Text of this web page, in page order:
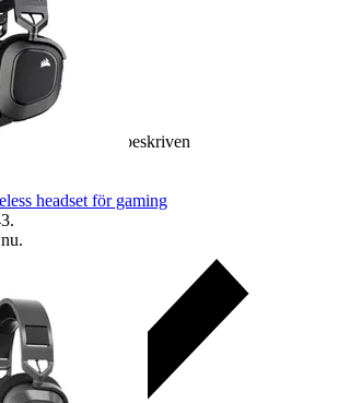
varan inte är som beskriven
headset för gaming
.
.